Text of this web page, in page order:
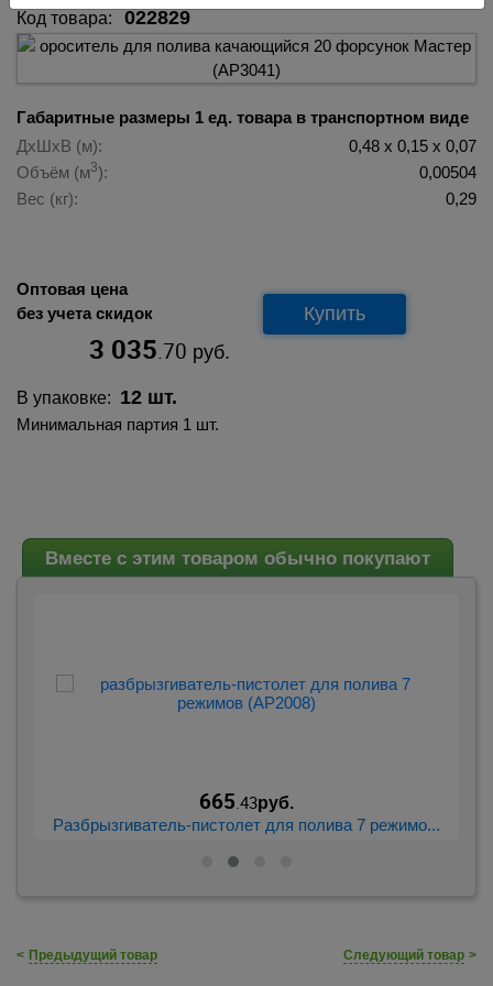
Код товара: 022829
Габаритные размеры 1 ед. товара в транспортном виде
ДхШхВ (м):
0,48 х 0,15 х 0,07
Объём (м3):
0,00504
Вес (кг):
0,29
Оптовая цена
без учета скидок
3 035.70 руб.
Купить
В упаковке: 12 шт.
Минимальная партия 1 шт.
Вместе с этим товаром обычно покупают
665.43руб.
Разбрызгиватель-пистолет для полива 7 режимо...
< Предыдущий товар Следующий товар >